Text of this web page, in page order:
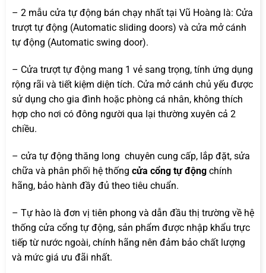
– 2 mẫu cửa tự động bán chạy nhất tại Vũ Hoàng là: Cửa
trượt tự động (Automatic sliding doors) và cửa mở cánh
tự động (Automatic swing door).
– Cửa trượt tự động mang 1 vẻ sang trọng, tính ứng dụng
rộng rãi và tiết kiệm diện tích. Cửa mở cánh chủ yếu được
sử dụng cho gia đình hoặc phòng cá nhân, không thích
hợp cho nơi có đông người qua lại thường xuyên cả 2
chiều.
– cửa tự động thăng long chuyên cung cấp, lắp đặt, sửa
chữa và phân phối hệ thống cửa cổng tự động chính
hãng, bảo hành đầy đủ theo tiêu chuẩn.
– Tự hào là đơn vị tiên phong và dẫn đầu thị trường về hệ
thống cửa cổng tự động, sản phẩm được nhập khẩu trực
tiếp từ nước ngoài, chính hãng nên đảm bảo chất lượng
và mức giá ưu đãi nhất.